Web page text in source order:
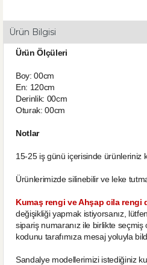
Ürün Bilgisi
Ürün Ölçüleri
Boy: 00cm
En: 120cm
Derinlik: 00cm
Oturak: 00cm
Notlar
15-25 iş günü içerisinde ürünleriniz
Ürünlerimizde silinebilir ve leke
Kumaş rengi ve Ahşap cila rengi
değişikliği yapmak istiyorsanız,
sipariş numaranız ile birlikte seçmiş
kodunu tarafımıza mesaj yoluyla
Sandalye modellerimizi istediğiniz